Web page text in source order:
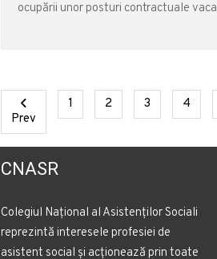
ocupării unor posturi contractuale
Prev Previous
1 (current)
2 (current)
3 (current)
4
CNASR
Colegiul Național al Asistenților Sociali
reprezintă interesele profesiei de
asistent social și acționează prin toate